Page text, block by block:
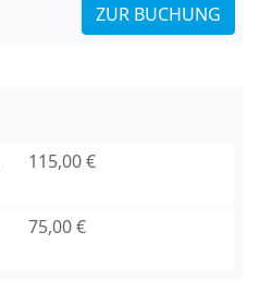
ZUR BUCHUNG
115,00 €
75,00 €